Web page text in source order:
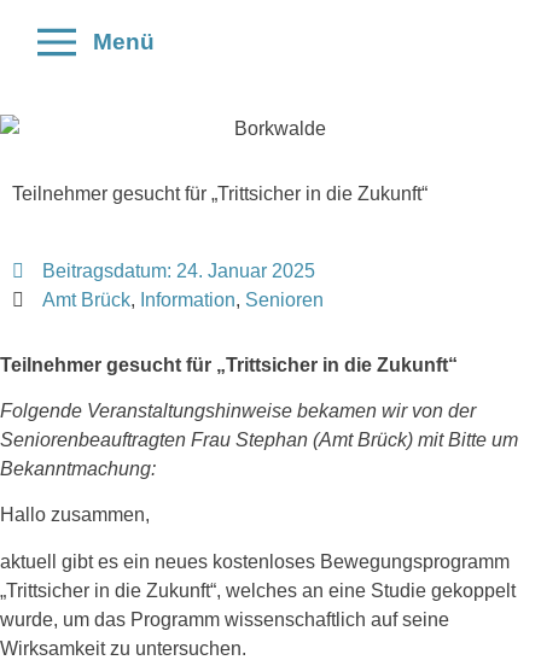
Menü
Teilnehmer gesucht für „Trittsicher in die Zukunft“
Beitragsdatum: 24. Januar 2025
Amt Brück, Information, Senioren
Teilnehmer gesucht für „Trittsicher in die Zukunft“
Folgende Veranstaltungshinweise bekamen wir von der
Seniorenbeauftragten Frau Stephan (Amt Brück) mit Bitte um
Bekanntmachung:
Hallo zusammen,
aktuell gibt es ein neues kostenloses Bewegungsprogramm
„Trittsicher in die Zukunft“, welches an eine Studie gekoppelt
wurde, um das Programm wissenschaftlich auf seine
Wirksamkeit zu untersuchen.